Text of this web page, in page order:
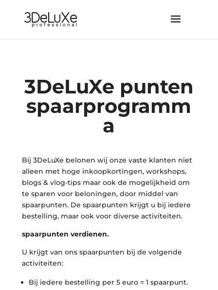
3DeLuXe punten
spaarprogramm
a
Bij 3DeLuXe belonen wij onze vaste klanten niet
alleen met hoge inkoopkortingen, workshops,
blogs & vlog-tips maar ook de mogelijkheid om
te sparen voor beloningen, door middel van
spaarpunten. De spaarpunten krijgt u bij iedere
bestelling, maar ook voor diverse activiteiten.
spaarpunten verdienen.
U krijgt van ons spaarpunten bij de volgende
activiteiten:
Bij iedere bestelling per 5 euro = 1 spaarpunt.